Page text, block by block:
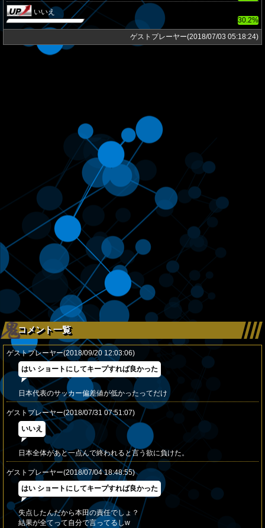
いいえ
30.2%
ゲストプレーヤー(2018/07/03 05:18:24)
コメント一覧
ゲストプレーヤー(2018/09/20 12:03:06)
はい ショートにしてキープすれば良かった
日本代表のサッカー偏差値が低かったってだけ
ゲストプレーヤー(2018/07/31 07:51:07)
いいえ
日本全体があと一点んで終われると言う欲に負けた。
ゲストプレーヤー(2018/07/04 18:48:55)
はい ショートにしてキープすれば良かった
失点したんだから本田の責任でしょ？
結果が全てって自分で言ってるしw